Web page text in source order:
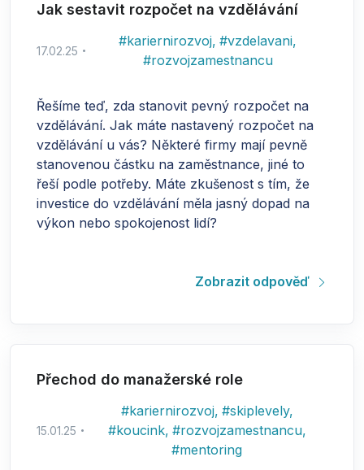
Jak sestavit rozpočet na vzdělávání
17.02.25
#kariernirozvoj, #vzdelavani,
#rozvojzamestnancu
Řešíme teď, zda stanovit pevný rozpočet na
vzdělávání. Jak máte nastavený rozpočet na
vzdělávání u vás? Některé firmy mají pevně
stanovenou částku na zaměstnance, jiné to
řeší podle potřeby. Máte zkušenost s tím, že
investice do vzdělávání měla jasný dopad na
výkon nebo spokojenost lidí?
Zobrazit odpověď
Přechod do manažerské role
15.01.25
#kariernirozvoj, #skiplevely,
#koucink, #rozvojzamestnancu,
#mentoring